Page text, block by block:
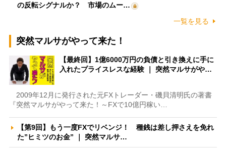
の反転シグナルか？ 市場のムー…
一覧を見る
突然マルサがやって来た！
【最終回】1億6000万円の負債と引き換えに手に
入れたプライスレスな経験 ｜ 突然マルサがや…
2009年12月に発行された元FXトレーダー・磯貝清明氏の著書
『突然マルサがやって来た！～FXで10億円稼い…
【第9回】もう一度FXでリベンジ！ 種銭は差し押さえを免れ
た”ヒミツのお金” ｜ 突然マルサ…